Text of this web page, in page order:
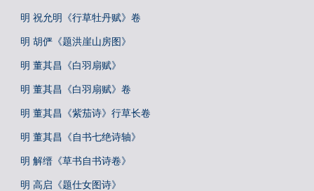
明 祝允明《行草牡丹赋》卷
明 胡俨《题洪崖山房图》
明 董其昌《白羽扇赋》
明 董其昌《白羽扇赋》卷
明 董其昌《紫茄诗》行草长卷
明 董其昌《自书七绝诗轴》
明 解缙《草书自书诗卷》
明 高启《题仕女图诗》